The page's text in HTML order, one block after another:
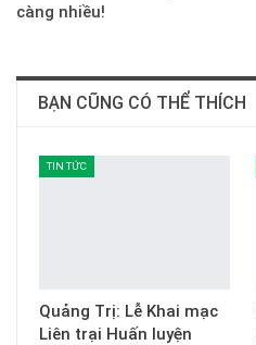
càng nhiều!
BẠN CŨNG CÓ THỂ THÍCH
TIN TỨC
Quảng Trị: Lễ Khai mạc
Liên trại Huấn luyện